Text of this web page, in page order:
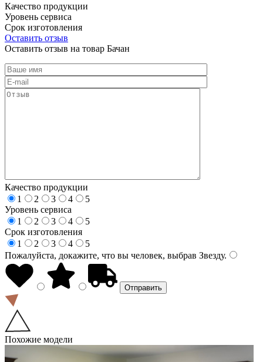
Качество продукции
Уровень сервиса
Срок изготовления
Оставить отзыв
Оставить отзыв на товар Бачан
Качество продукции
1
2 3 4
5
Уровень сервиса
1
2 3 4
5
Срок изготовления
1
2 3 4
5
Пожалуйста, докажите, что вы человек, выбрав Звезду.
Похожие модели